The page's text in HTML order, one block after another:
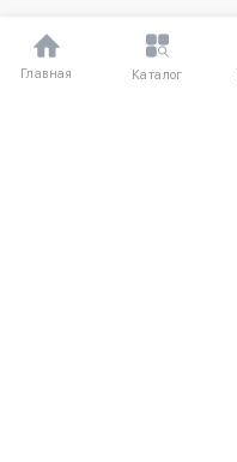
Главная Каталог